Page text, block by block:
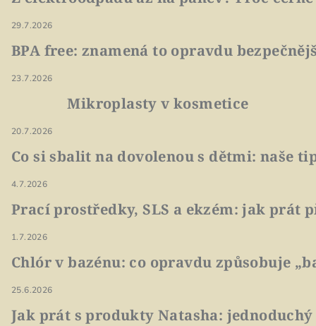
29.7.2026
BPA free: znamená to opravdu
23.7.2026
Mikroplasty v kosmetice
20.7.2026
Co si sbalit na dovolenou s dětmi: naše
4.7.2026
Prací prostředky, SLS a ekzém: jak prát
1.7.2026
Chlór v bazénu: co opravdu způsobuje
25.6.2026
Jak prát s produkty Natasha: